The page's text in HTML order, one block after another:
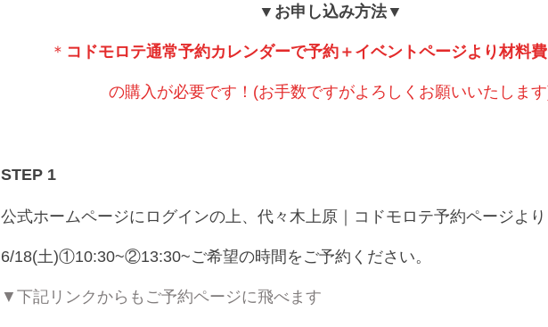
▼お申し込み方法▼
＊ コドモロテ通常予約カレンダーで予約＋イベントページより材料
の購入が必要です！(お手数ですがよろしくお願いいたしま
STEP 1
公式ホームページにログインの上、代々木上原｜コドモロテ予約ページより
6/18(土)①10:30~②13:30~ご希望の時間をご予約ください。
▼下記リンクからもご予約ページに飛べます